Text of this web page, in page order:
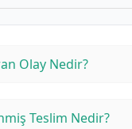
Olay Nedir?
Teslim Nedir?